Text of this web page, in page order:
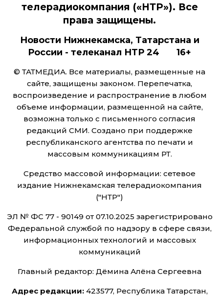
телерадиокомпания («НТР»). Все
права защищены.
Новости Нижнекамска, Татарстана и
России - телеканал НТР 24 16+
© ТАТМЕДИА. Все материалы, размещенные на
сайте, защищены законом. Перепечатка,
воспроизведение и распространение в любом
объеме информации, размещенной на сайте,
возможна только с письменного согласия
редакций СМИ. Создано при поддержке
республиканского агентства по печати и
массовым коммуникациям РТ.
Средство массовой информации: сетевое
издание Нижнекамская телерадиокомпания
("НТР")
ЭЛ № ФС 77 - 90149 от 07.10.2025 зарегистрировано
Федеральной службой по надзору в сфере связи,
информационных технологий и массовых
коммуникаций
Главный редактор: Дёмина Алёна Сергеевна
Адрес редакции:423577, Республика Татарстан,